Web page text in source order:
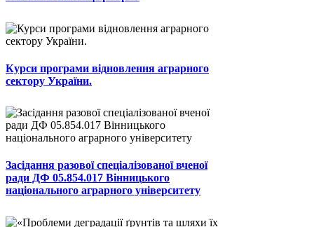
Курси програми відновлення аграрного
сектору України.
Засідання разової спеціалізованої вченої
ради ДФ 05.854.017 Вінницького
національного аграрного університету